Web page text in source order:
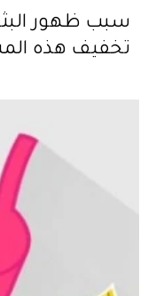
سبب ظهور
تخفيف هذه